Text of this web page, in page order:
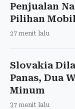
Penjualan
Pilihan
27 menit lalu
Slovakia
Panas, Dua
Minum
37 menit lalu